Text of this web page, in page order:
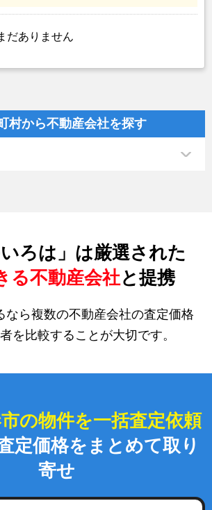
だありません
村から不動産会社を探す
いろは」は厳選された
る不動産会社と提携
なら複数の不動産会社の査定価格
を比較することが大切です。
の物件を一括査定依頼
定価格をまとめて取り
寄せ